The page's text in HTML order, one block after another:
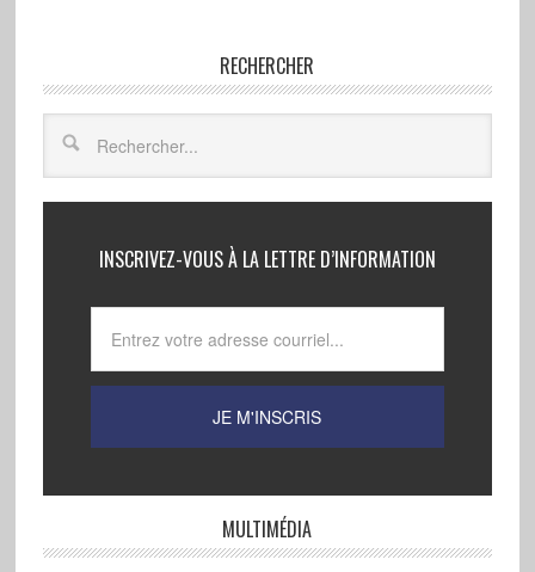
RECHERCHER
INSCRIVEZ-VOUS À LA LETTRE D’INFORMATION
MULTIMÉDIA